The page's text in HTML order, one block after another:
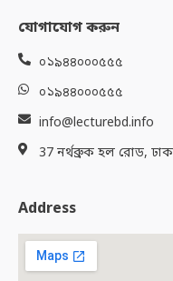
যোগাযোগ করুন
০১৯৪৪০০০৫৫৫
০১৯৪৪০০০৫৫৫
info@lecturebd.info
37 নর্থব্রুক হল রোড,
Address